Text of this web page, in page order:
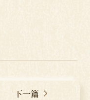
下一篇